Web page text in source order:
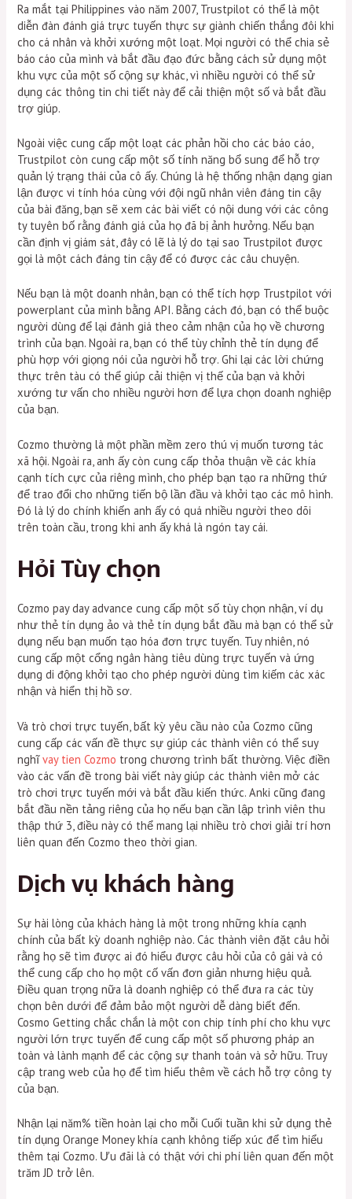
Ra mắt tại Philippines vào năm 2007, Trustpilot có thể là một
diễn đàn đánh giá trực tuyến thực sự giành chiến thắng đôi khi
cho cá nhân và khởi xướng một loạt. Mọi người có thể chia sẻ
báo cáo của mình và bắt đầu đạo đức bằng cách sử dụng một
khu vực của một số cộng sự khác, vì nhiều người có thể sử
dụng các thông tin chi tiết này để cải thiện một số và bắt đầu
trợ giúp.
Ngoài việc cung cấp một loạt các phản hồi cho các báo cáo,
Trustpilot còn cung cấp một số tính năng bổ sung để hỗ trợ
quản lý trạng thái của cô ấy. Chúng là hệ thống nhận dạng gian
lận được vi tính hóa cùng với đội ngũ nhân viên đáng tin cậy
của bài đăng, bạn sẽ xem các bài viết có nội dung với các công
ty tuyên bố rằng đánh giá của họ đã bị ảnh hưởng. Nếu bạn
cần định vị giám sát, đây có lẽ là lý do tại sao Trustpilot được
gọi là một cách đáng tin cậy để có được các câu chuyện.
Nếu bạn là một doanh nhân, bạn có thể tích hợp Trustpilot với
powerplant của mình bằng API. Bằng cách đó, bạn có thể buộc
người dùng để lại đánh giá theo cảm nhận của họ về chương
trình của bạn. Ngoài ra, bạn có thể tùy chỉnh thẻ tín dụng để
phù hợp với giọng nói của người hỗ trợ. Ghi lại các lời chứng
thực trên tàu có thể giúp cải thiện vị thế của bạn và khởi
xướng tư vấn cho nhiều người hơn để lựa chọn doanh nghiệp
của bạn.
Cozmo thường là một phần mềm zero thú vị muốn tương tác
xã hội. Ngoài ra, anh ấy còn cung cấp thỏa thuận về các khía
cạnh tích cực của riêng mình, cho phép bạn tạo ra những thứ
để trao đổi cho những tiến bộ lần đầu và khởi tạo các mô hình.
Đó là lý do chính khiến anh ấy có quá nhiều người theo dõi
trên toàn cầu, trong khi anh ấy khá là ngón tay cái.
Hỏi Tùy chọn
Cozmo pay day advance cung cấp một số tùy chọn nhận, ví dụ
như thẻ tín dụng ảo và thẻ tín dụng bắt đầu mà bạn có thể sử
dụng nếu bạn muốn tạo hóa đơn trực tuyến. Tuy nhiên, nó
cung cấp một cổng ngân hàng tiêu dùng trực tuyến và ứng
dụng di động khởi tạo cho phép người dùng tìm kiếm các xác
nhận và hiển thị hồ sơ.
Và trò chơi trực tuyến, bất kỳ yêu cầu nào của Cozmo cũng
cung cấp các vấn đề thực sự giúp các thành viên có thể suy
nghĩvay tien Cozmo trong chương trình bất thường. Việc điền
vào các vấn đề trong bài viết này giúp các thành viên mở các
trò chơi trực tuyến mới và bắt đầu kiến ​​thức. Anki cũng đang
bắt đầu nền tảng riêng của họ nếu bạn cần lập trình viên thu
thập thứ 3, điều này có thể mang lại nhiều trò chơi giải trí hơn
liên quan đến Cozmo theo thời gian.
Dịch vụ khách hàng
Sự hài lòng của khách hàng là một trong những khía cạnh
chính của bất kỳ doanh nghiệp nào. Các thành viên đặt câu hỏi
rằng họ sẽ tìm được ai đó hiểu được câu hỏi của cô gái và có
thể cung cấp cho họ một cố vấn đơn giản nhưng hiệu quả.
Điều quan trọng nữa là doanh nghiệp có thể đưa ra các tùy
chọn bên dưới để đảm bảo một người dễ dàng biết đến.
Cosmo Getting chắc chắn là một con chip tính phí cho khu vực
người lớn trực tuyến để cung cấp một số phương pháp an
toàn và lành mạnh để các cộng sự thanh toán và sở hữu. Truy
cập trang web của họ để tìm hiểu thêm về cách hỗ trợ công ty
của bạn.
Nhận lại năm% tiền hoàn lại cho mỗi Cuối tuần khi sử dụng thẻ
tín dụng Orange Money khía cạnh không tiếp xúc để tìm hiểu
thêm tại Cozmo. Ưu đãi là có thật với chi phí liên quan đến một
trăm JD trở lên.